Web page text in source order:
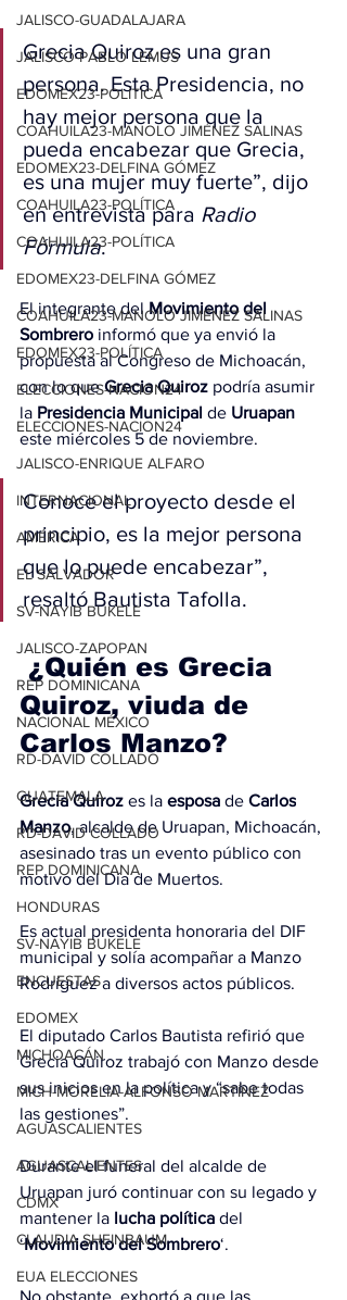
JALISCO-GUADALAJARA
JALISCO-PABLO LEMUS
EDOMEX23-POLÍTICA
COAHUILA23-MANOLO JIMÉNEZ SALINAS
EDOMEX23-DELFINA GÓMEZ
COAHUILA23-POLÍTICA
COAHUILA23-POLÍTICA
EDOMEX23-DELFINA GÓMEZ
COAHUILA23-MANOLO JIMÉNEZ SALINAS
EDOMEX23-POLÍTICA
ELECCIONES-NACION24
ELECCIONES-NACION24
JALISCO-ENRIQUE ALFARO
INTERNACIONAL
AMÉRICA
EL SALVADOR
SV-NAYIB BUKELE
JALISCO-ZAPOPAN
REP DOMINICANA
NACIONAL MÉXICO
RD-DAVID COLLADO
GUATEMALA
RD-DAVID COLLADO
REP DOMINICANA
HONDURAS
SV-NAYIB BUKELE
ENCUESTAS
EDOMEX
MICHOACÁN
MICH-MORELIA-ALFONSO MARTÍNEZ
AGUASCALIENTES
AGUASCALIENTES
CDMX
CLAUDIA SHEINBAUM
EUA ELECCIONES
Grecia Quiroz es una gran
persona. Esta Presidencia, no
hay mejor persona que la
pueda encabezar que Grecia,
es una mujer muy fuerte”, dijo
en entrevista para Radio
Fórmula.
El integrante del Movimiento del
Sombrero informó que ya envió la
propuesta al Congreso de Michoacán,
con lo que Grecia Quiroz podría asumir
la Presidencia Municipal de Uruapan
este miércoles 5 de noviembre.
Conoce el proyecto desde el
principio, es la mejor persona
que lo puede encabezar”,
resaltó Bautista Tafolla.
¿Quién es Grecia
Quiroz, viuda de
Carlos Manzo?
Grecia Quiroz es la esposa de Carlos
Manzo, alcalde de Uruapan, Michoacán,
asesinado tras un evento público con
motivo del Día de Muertos.
Es actual presidenta honoraria del DIF
municipal y solía acompañar a Manzo
Rodríguez a diversos actos públicos.
El diputado Carlos Bautista refirió que
Grecia Quiroz trabajó con Manzo desde
sus inicios en la política y “sabe todas
las gestiones”.
Durante el funeral del alcalde de
Uruapan juró continuar con su legado y
mantener la lucha política del
‘Movimiento del Sombrero‘.